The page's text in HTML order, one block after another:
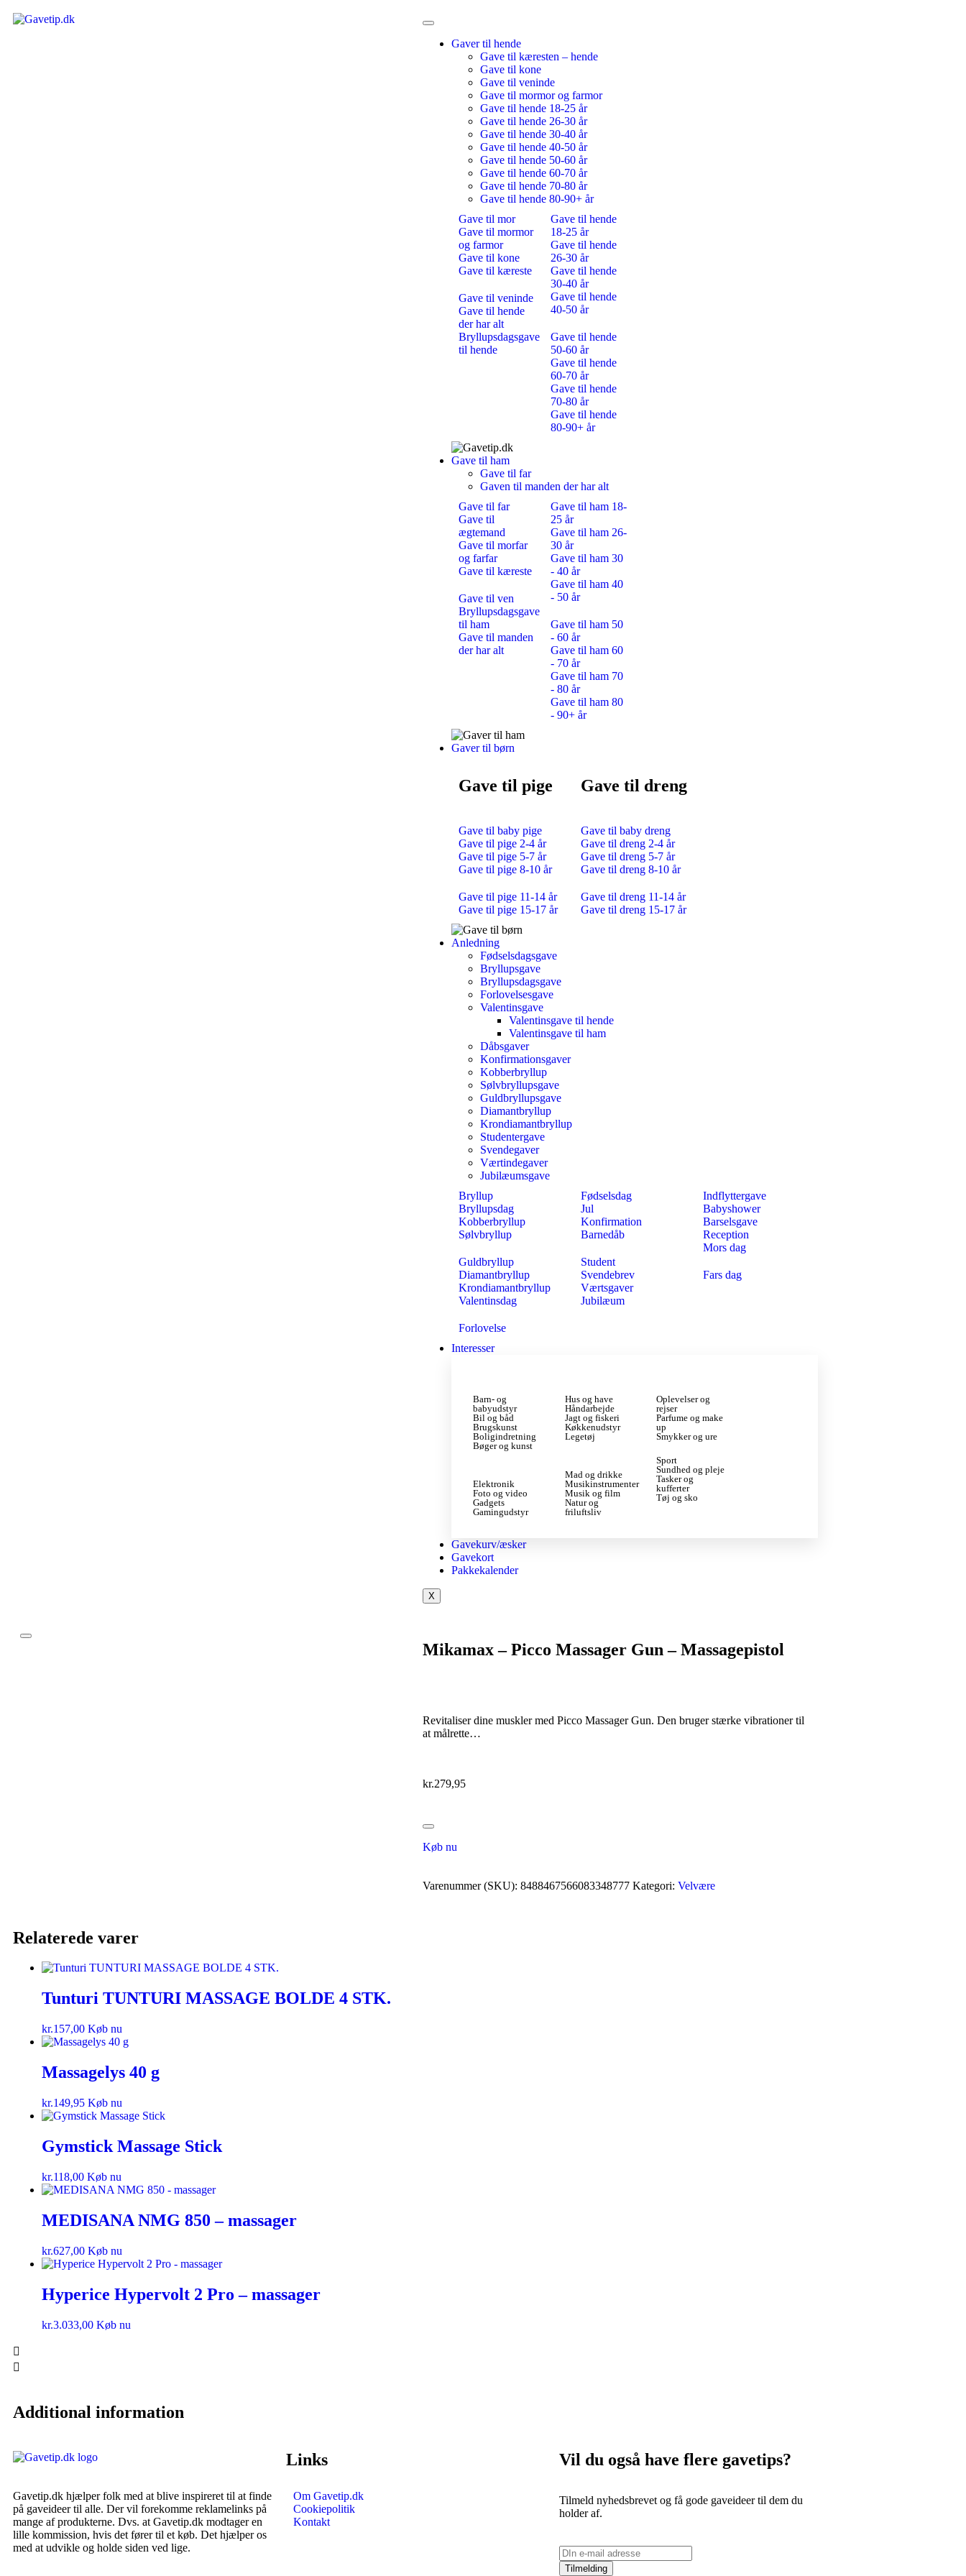
Gaver til hende
Gave til kæresten – hende
Gave til kone
Gave til veninde
Gave til mormor og farmor
Gave til hende 18-25 år
Gave til hende 26-30 år
Gave til hende 30-40 år
Gave til hende 40-50 år
Gave til hende 50-60 år
Gave til hende 60-70 år
Gave til hende 70-80 år
Gave til hende 80-90+ år
Gave til mor
Gave til mormor
og farmor
Gave til kone
Gave til kæreste
Gave til veninde
Gave til hende
der har alt
Bryllupsdagsgave
til hende
Gave til hende
18-25 år
Gave til hende
26-30 år
Gave til hende
30-40 år
Gave til hende
40-50 år
Gave til hende
50-60 år
Gave til hende
60-70 år
Gave til hende
70-80 år
Gave til hende
80-90+ år
Gave til ham
Gave til far
Gaven til manden der har alt
Gave til far
Gave til
ægtemand
Gave til morfar
og farfar
Gave til kæreste
Gave til ven
Bryllupsdagsgave
til ham
Gave til manden
der har alt
Gave til ham 18-
25 år
Gave til ham 26-
30 år
Gave til ham 30
- 40 år
Gave til ham 40
- 50 år
Gave til ham 50
- 60 år
Gave til ham 60
- 70 år
Gave til ham 70
- 80 år
Gave til ham 80
- 90+ år
Gaver til børn
Gave til pige
Gave til baby pige
Gave til pige 2-4 år
Gave til pige 5-7 år
Gave til pige 8-10 år
Gave til pige 11-14 år
Gave til pige 15-17 år
Gave til dreng
Gave til baby dreng
Gave til dreng 2-4 år
Gave til dreng 5-7 år
Gave til dreng 8-10 år
Gave til dreng 11-14 år
Gave til dreng 15-17 år
Anledning
Fødselsdagsgave
Bryllupsgave
Bryllupsdagsgave
Forlovelsesgave
Valentinsgave
Valentinsgave til hende
Valentinsgave til ham
Dåbsgaver
Konfirmationsgaver
Kobberbryllup
Sølvbryllupsgave
Guldbryllupsgave
Diamantbryllup
Krondiamantbryllup
Studentergave
Svendegaver
Værtindegaver
Jubilæumsgave
Bryllup
Bryllupsdag
Kobberbryllup
Sølvbryllup
Guldbryllup
Diamantbryllup
Krondiamantbryllup
Valentinsdag
Forlovelse
Fødselsdag
Jul
Konfirmation
Barnedåb
Student
Svendebrev
Værtsgaver
Jubilæum
Indflyttergave
Babyshower
Barselsgave
Reception
Mors dag
Fars dag
Interesser
Barn- og
babyudstyr
Bil og båd
Brugskunst
Boligindretning
Bøger og kunst
Elektronik
Foto og video
Gadgets
Gamingudstyr
Hus og have
Håndarbejde
Jagt og fiskeri
Køkkenudstyr
Legetøj
Mad og drikke
Musikinstrumenter
Musik og film
Natur og
friluftsliv
Oplevelser og
rejser
Parfume og make
up
Smykker og ure
Sport
Sundhed og pleje
Tasker og
kufferter
Tøj og sko
Gavekurv/æsker
Gavekort
Pakkekalender
X
Mikamax – Picco Massager Gun – Massagepistol
Revitaliser dine muskler med Picco Massager Gun. Den bruger stærke vibrationer til
at målrette…
kr.279,95
Køb nu
Varenummer (SKU): 8488467566083348777 Kategori: Velvære
Relaterede varer
Tunturi TUNTURI MASSAGE BOLDE 4 STK.
kr.157,00 Køb nu
Massagelys 40 g
kr.149,95 Køb nu
Gymstick Massage Stick
kr.118,00 Køb nu
MEDISANA NMG 850 – massager
kr.627,00 Køb nu
Hyperice Hypervolt 2 Pro – massager
kr.3.033,00 Køb nu
Additional information
Gavetip.dk hjælper folk med at blive inspireret til at finde
på gaveideer til alle. Der vil forekomme reklamelinks på
mange af produkterne. Dvs. at Gavetip.dk modtager en
lille kommission, hvis det fører til et køb. Det hjælper os
med at udvikle og holde siden ved lige.
Links
Om Gavetip.dk
Cookiepolitik
Kontakt
Vil du også have flere gavetips?
Tilmeld nyhedsbrevet og få gode gaveideer til dem du
holder af.
Tilmelding